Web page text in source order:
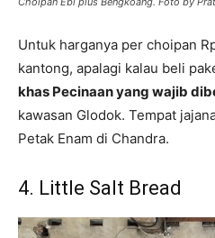
Untuk harganya per choipan
kantong, apalagi kalau beli
khas Pecinaan yang wajib
kawasan Glodok. Tempat
Petak Enam di Chandra.
4. Little Salt Bread